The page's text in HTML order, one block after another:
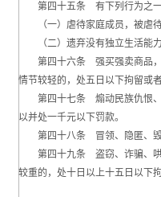
第四十五条 有下列行为之一
（一）虐待家庭成员，被虐
（二）遗弃没有独立生活能
第四十六条 强买强卖商品，
情节较轻的，处五日以下拘留或
第四十七条 煽动民族仇恨、
以并处一千元以下罚款。
第四十八条 冒领、隐匿、毁
第四十九条 盗窃、诈骗、哄
较重的，处十日以上十五日以下